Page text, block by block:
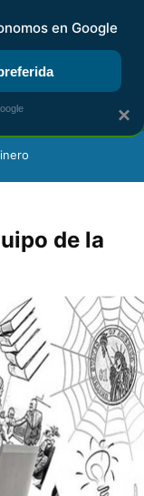
RENTA
de la
×
en Google